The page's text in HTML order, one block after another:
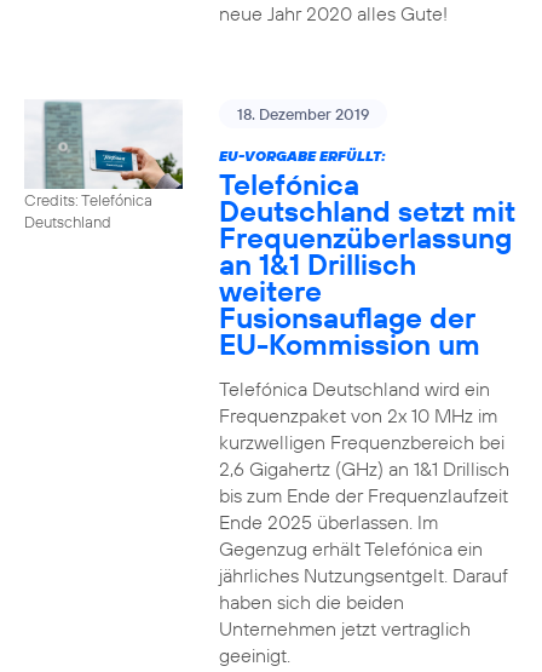
neue Jahr 2020 alles Gute!
Credits: Telefónica
Deutschland
18. Dezember 2019
EU-VORGABE ERFÜLLT:
Telefónica
Deutschland setzt mit
Frequenzüberlassung
an 1&1 Drillisch
weitere
Fusionsauflage der
EU-Kommission um
Telefónica Deutschland wird ein
Frequenzpaket von 2x 10 MHz im
kurzwelligen Frequenzbereich bei
2,6 Gigahertz (GHz) an 1&1 Drillisch
bis zum Ende der Frequenzlaufzeit
Ende 2025 überlassen. Im
Gegenzug erhält Telefónica ein
jährliches Nutzungsentgelt. Darauf
haben sich die beiden
Unternehmen jetzt vertraglich
geeinigt.